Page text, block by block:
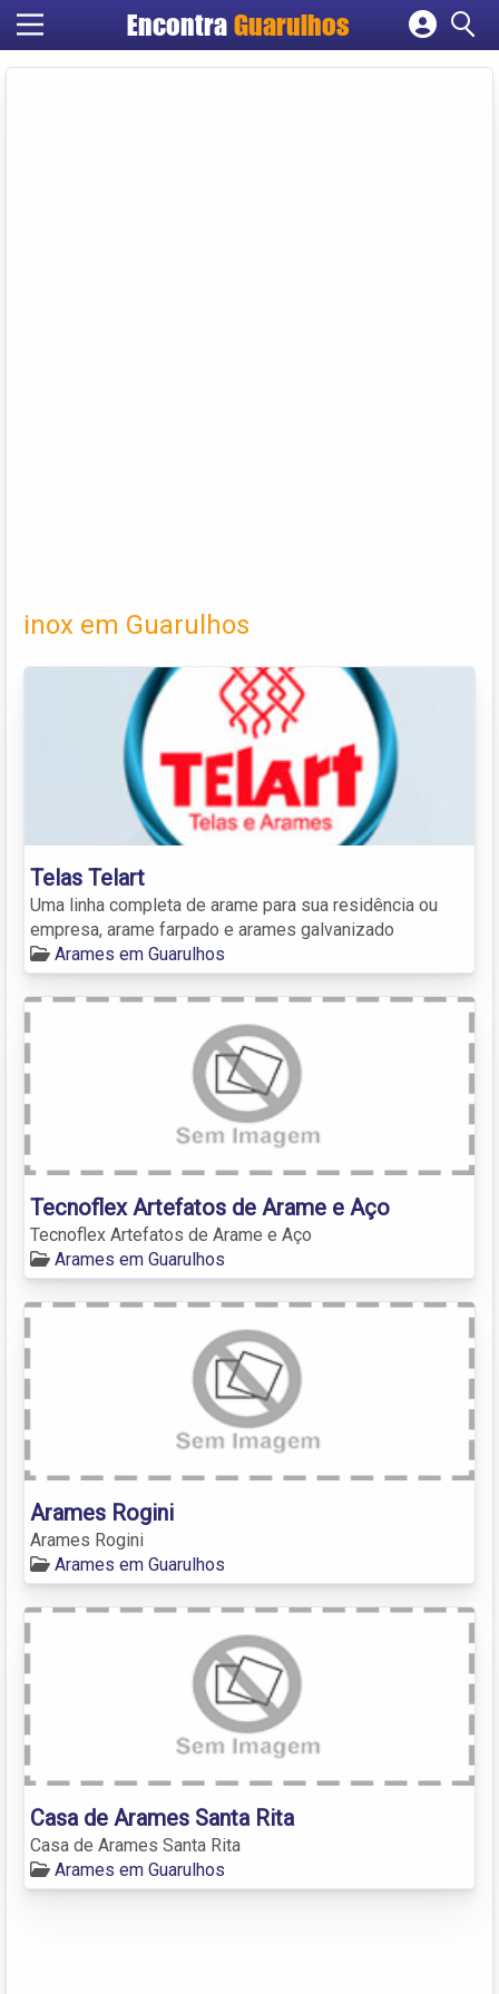
Encontra Guarulhos
Cadastrar empresa
inox em Guarulhos
Telas Telart
Uma linha completa de arame para sua residência ou
empresa, arame farpado e arames galvanizado
Arames em Guarulhos
Tecnoflex Artefatos de Arame e Aço
Tecnoflex Artefatos de Arame e Aço
Arames em Guarulhos
Arames Rogini
Arames Rogini
Arames em Guarulhos
Casa de Arames Santa Rita
Casa de Arames Santa Rita
Arames em Guarulhos